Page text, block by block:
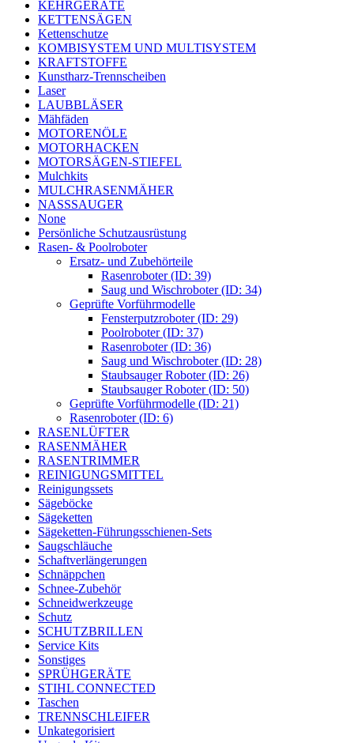
KEHRGERÄTE
KETTENSÄGEN
Kettenschutze
KOMBISYSTEM UND MULTISYSTEM
KRAFTSTOFFE
Kunstharz-Trennscheiben
Laser
LAUBBLÄSER
Mähfäden
MOTORENÖLE
MOTORHACKEN
MOTORSÄGEN-STIEFEL
Mulchkits
MULCHRASENMÄHER
NASSSAUGER
None
Persönliche Schutzausrüstung
Rasen- & Poolroboter
Ersatz- und Zubehörteile
Rasenroboter (ID: 39)
Saug und Wischroboter (ID: 34)
Geprüfte Vorführmodelle
Fensterputzroboter (ID: 29)
Poolroboter (ID: 37)
Rasenroboter (ID: 36)
Saug und Wischroboter (ID: 28)
Staubsauger Roboter (ID: 26)
Staubsauger Roboter (ID: 50)
Geprüfte Vorführmodelle (ID: 21)
Rasenroboter (ID: 6)
RASENLÜFTER
RASENMÄHER
RASENTRIMMER
REINIGUNGSMITTEL
Reinigungssets
Sägeböcke
Sägeketten
Sägeketten-Führungsschienen-Sets
Saugschläuche
Schaftverlängerungen
Schnäppchen
Schnee-Zubehör
Schneidwerkzeuge
Schutz
SCHUTZBRILLEN
Service Kits
Sonstiges
SPRÜHGERÄTE
STIHL CONNECTED
Taschen
TRENNSCHLEIFER
Unkategorisiert